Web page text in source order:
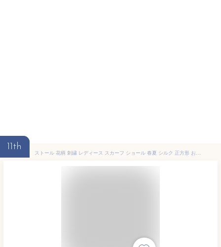
11th
ストール 花柄 刺繍 レディース スカーフ ショール 春夏 シルク 正方形 おしゃれ ピンク ブルー ゴールド